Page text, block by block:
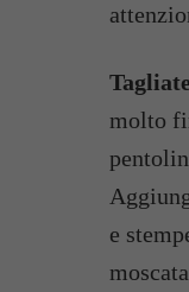
molto
e